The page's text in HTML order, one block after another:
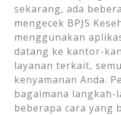
sekarang, ada
mengecek BPJS
menggunakan
datang ke kantor-
layanan terkait,
kenyamanan Anda.
bagaimana
beberapa cara yang